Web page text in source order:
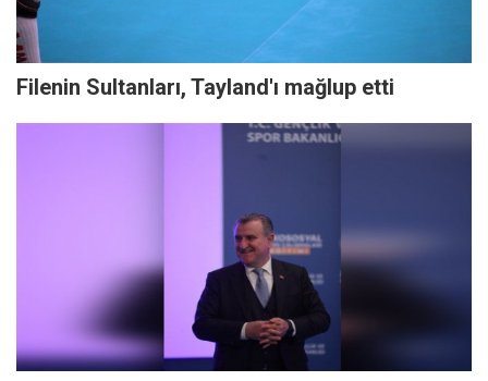
Filenin Sultanları, Tayland'ı mağlup etti